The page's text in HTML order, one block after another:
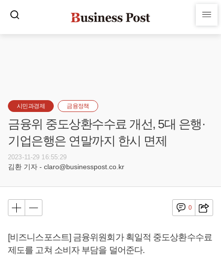
시민과경제 금융정책
금융위 중도상환수수료 개선, 5대 은행·
기업은행은 연말까지 한시 면제
2023-11-29 16:55:29
김환 기자 - claro@businesspost.co.kr
0
[비즈니스포스트] 금융위원회가 획일적 중도상환수수료
제도를 고쳐 소비자 부담을 덜어준다.